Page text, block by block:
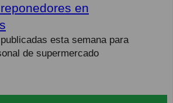
en
esta semana para
de supermercado